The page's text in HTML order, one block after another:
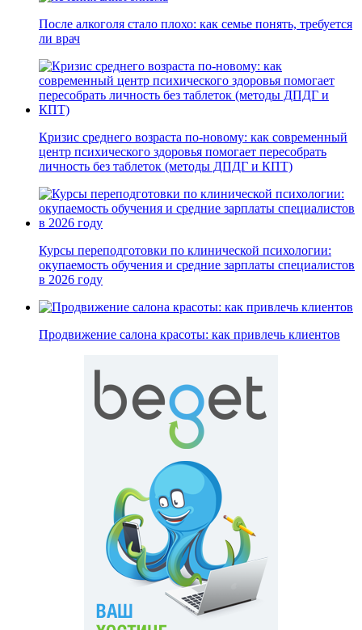
После алкоголя стало плохо: как семье понять, требуется
ли врач
Кризис среднего возраста по-новому: как современный
центр психического здоровья помогает пересобрать
личность без таблеток (методы ДПДГ и КПТ)
Курсы переподготовки по клинической психологии:
окупаемость обучения и средние зарплаты специалистов
в 2026 году
Продвижение салона красоты: как привлечь клиентов